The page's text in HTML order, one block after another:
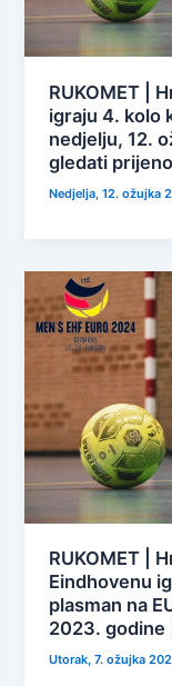
RUKOMET |
igraju 4. kolo
nedjelju, 12.
gledati
Nedjelja, 12. ožujka
RUKOMET |
Eindhovenu
plasman na
2023. godine
Utorak, 7. ožujka